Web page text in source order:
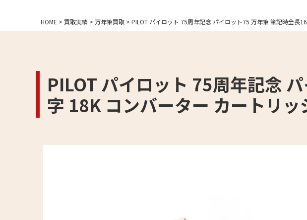
HOME > 買取実績 > 万年筆買取 > PILOT パイロット 75周年記念 パイロット75 万年筆 筆記時全長
PILOT パイロット 75周年記念
字 18K コンバーター カートリッ